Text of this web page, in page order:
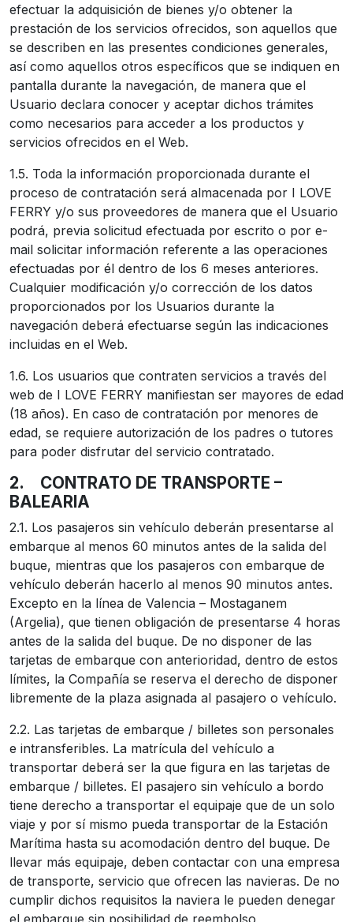
efectuar la adquisición de bienes y/o obtener la
prestación de los servicios ofrecidos, son aquellos que
se describen en las presentes condiciones generales,
así como aquellos otros específicos que se indiquen en
pantalla durante la navegación, de manera que el
Usuario declara conocer y aceptar dichos trámites
como necesarios para acceder a los productos y
servicios ofrecidos en el Web.
1.5. Toda la información proporcionada durante el
proceso de contratación será almacenada por I LOVE
FERRY y/o sus proveedores de manera que el Usuario
podrá, previa solicitud efectuada por escrito o por e-
mail solicitar información referente a las operaciones
efectuadas por él dentro de los 6 meses anteriores.
Cualquier modificación y/o corrección de los datos
proporcionados por los Usuarios durante la
navegación deberá efectuarse según las indicaciones
incluidas en el Web.
1.6. Los usuarios que contraten servicios a través del
web de I LOVE FERRY manifiestan ser mayores de edad
(18 años). En caso de contratación por menores de
edad, se requiere autorización de los padres o tutores
para poder disfrutar del servicio contratado.
2.
CONTRATO DE TRANSPORTE –
BALEARIA
2.1. Los pasajeros sin vehículo deberán presentarse al
embarque al menos 60 minutos antes de la salida del
buque, mientras que los pasajeros con embarque de
vehículo deberán hacerlo al menos 90 minutos antes.
Excepto en la línea de Valencia – Mostaganem
(Argelia), que tienen obligación de presentarse 4 horas
antes de la salida del buque. De no disponer de las
tarjetas de embarque con anterioridad, dentro de estos
límites, la Compañía se reserva el derecho de disponer
libremente de la plaza asignada al pasajero o vehículo.
2.2. Las tarjetas de embarque / billetes son personales
e intransferibles. La matrícula del vehículo a
transportar deberá ser la que figura en las tarjetas de
embarque / billetes. El pasajero sin vehículo a bordo
tiene derecho a transportar el equipaje que de un solo
viaje y por sí mismo pueda transportar de la Estación
Marítima hasta su acomodación dentro del buque. De
llevar más equipaje, deben contactar con una empresa
de transporte, servicio que ofrecen las navieras. De no
cumplir dichos requisitos la naviera le pueden denegar
el embarque sin posibilidad de reembolso.